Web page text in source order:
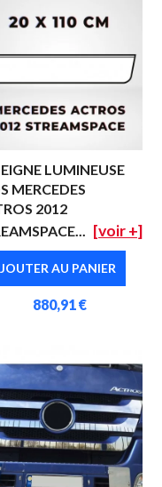
LUMINEUSE
MERCEDES
2012
[voir +]
AU PANIER
880,91 €